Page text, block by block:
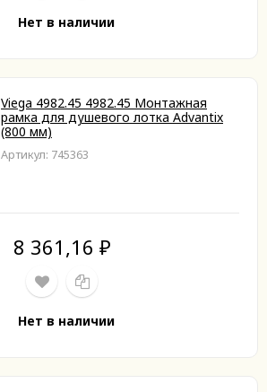
Нет в наличии
Viega 4982.45 4982.45 Монтажная
рамка для душевого лотка Advantix
(800 мм)
Артикул: 745363
8 361,16 ₽
Нет в наличии